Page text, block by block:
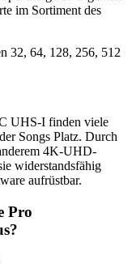
im Sortiment des
32, 64, 128, 256, 512
UHS-I finden viele
Songs Platz. Durch
4K-UHD-
widerstandsfähig
aufrüstbar.
Pro